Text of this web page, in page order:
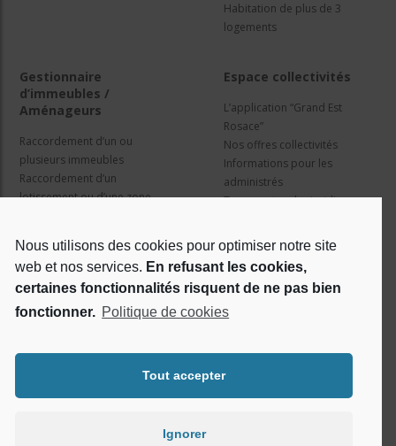
Nous utilisons des cookies pour optimiser notre site
web et nos services. En refusant les cookies,
certaines fonctionnalités risquent de ne pas bien
fonctionner. Politique de cookies
Tout accepter
Ignorer
Habitation de plus de 3
logements
Gestionnaire
d’immeubles /
Aménageurs
Raccordement d’un ou
plusieurs immeubles
Raccordement d’un
lotissement ou d’une zone
Espace collectivités
L’application “Grand Est
Rosace”
Nos offres collectivités
Informations pour les
administrés
Travaux et cadre juridique
Qui sommes nous ?
Le projet Rosace
Réseaux sociaux